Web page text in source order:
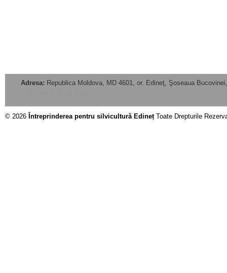
Adresa: Republica Moldova, MD 4601, or. Edineţ, Şoseaua
© 2026 Întreprinderea pentru silvicultură EdinețToate Drepturile